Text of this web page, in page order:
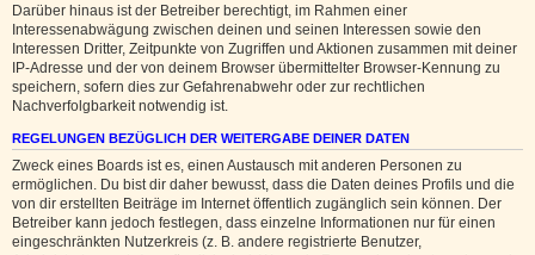
Darüber hinaus ist der Betreiber berechtigt, im Rahmen einer
Interessenabwägung zwischen deinen und seinen Interessen sowie den
Interessen Dritter, Zeitpunkte von Zugriffen und Aktionen zusammen mit deiner
IP-Adresse und der von deinem Browser übermittelter Browser-Kennung zu
speichern, sofern dies zur Gefahrenabwehr oder zur rechtlichen
Nachverfolgbarkeit notwendig ist.
REGELUNGEN BEZÜGLICH DER WEITERGABE DEINER DATEN
Zweck eines Boards ist es, einen Austausch mit anderen Personen zu
ermöglichen. Du bist dir daher bewusst, dass die Daten deines Profils und die
von dir erstellten Beiträge im Internet öffentlich zugänglich sein können. Der
Betreiber kann jedoch festlegen, dass einzelne Informationen nur für einen
eingeschränkten Nutzerkreis (z. B. andere registrierte Benutzer,